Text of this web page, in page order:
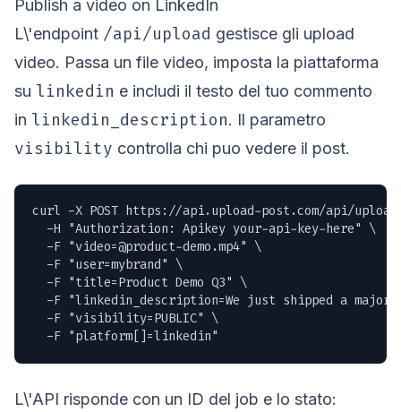
Publish a video on LinkedIn
L\'endpoint /api/upload gestisce gli upload
video. Passa un file video, imposta la piattaforma
su linkedin e includi il testo del tuo commento
in linkedin_description. Il parametro
visibility controlla chi puo vedere il post.
curl -X POST https://api.upload-post.com/api/
  -H "Authorization: Apikey your-api-key-here" \
  -F "
video=@product-demo.mp4" \
  -F "user=mybrand" \
  -F "title=Product Demo Q3" \
-F "linkedin_description=We just shipped a
  -F "visibility=PUBLIC" \
  -F "platform[]=linkedin"
L\'API risponde con un ID del job e lo stato: